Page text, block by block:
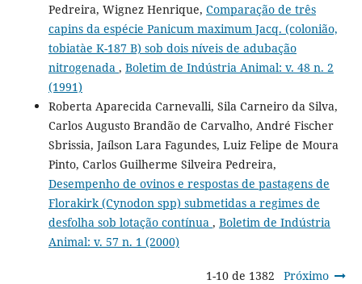
Pedreira, Wignez Henrique, Comparação de três
capins da espécie Panicum maximum Jacq. (colonião,
tobiatàe K-187 B) sob dois níveis de adubação
nitrogenada , Boletim de Indústria Animal: v. 48 n. 2
(1991)
Roberta Aparecida Carnevalli, Sila Carneiro da Silva,
Carlos Augusto Brandão de Carvalho, André Fischer
Sbrissia, Jaílson Lara Fagundes, Luiz Felipe de Moura
Pinto, Carlos Guilherme Silveira Pedreira,
Desempenho de ovinos e respostas de pastagens de
Florakirk (Cynodon spp) submetidas a regimes de
desfolha sob lotação contínua , Boletim de Indústria
Animal: v. 57 n. 1 (2000)
1-10 de 1382 Próximo